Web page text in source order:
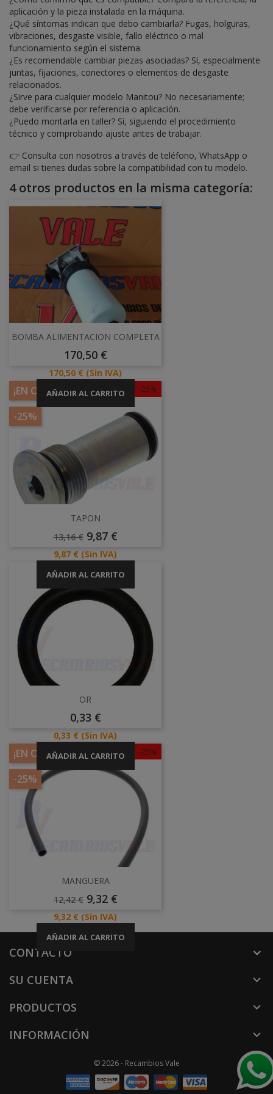
aplicación y la pieza instalada en la máquina.
¿Qué síntomas indican que debo cambiarla? Fugas, holguras,
vibraciones, desgaste visible, fallo eléctrico o mal
funcionamiento según el sistema.
¿Es recomendable cambiar piezas asociadas? Sí, especialmente
juntas, fijaciones, conectores o elementos de desgaste
relacionados.
¿Sirve para cualquier modelo Manitou? No necesariamente;
debe verificarse por referencia o aplicación.
¿Puedo montarla en taller? Sí, siguiendo el procedimiento
técnico y comprobando ajuste antes de trabajar.
👉 Consulta con nosotros a través de teléfono, WhatsApp o
email si tienes dudas sobre la compatibilidad con tu modelo.
4 otros productos en la misma categoría:
BOMBA ALIMENTACION COMPLETA
Precio
170,50 €
Precio
170,50 € (Sin IVA)
AÑADIR AL CARRITO -25%
¡EN OFERTA!
-25%
TAPON
Precio
13,16 € Precio
9,87 €
Precio
9,87 € (Sin IVA)
AÑADIR AL CARRITO
OR
Precio
0,33 €
Precio
0,33 € (Sin IVA)
AÑADIR AL CARRITO -25%
¡EN OFERTA!
-25%
MANGUERA
Precio
12,42 € Precio
9,32 €
Precio
9,32 € (Sin IVA)
AÑADIR AL CARRITO
CONTACTO
SU CUENTA

PRODUCTOS 
INFORMACIÓN 
© 2026 - Recambios Vale